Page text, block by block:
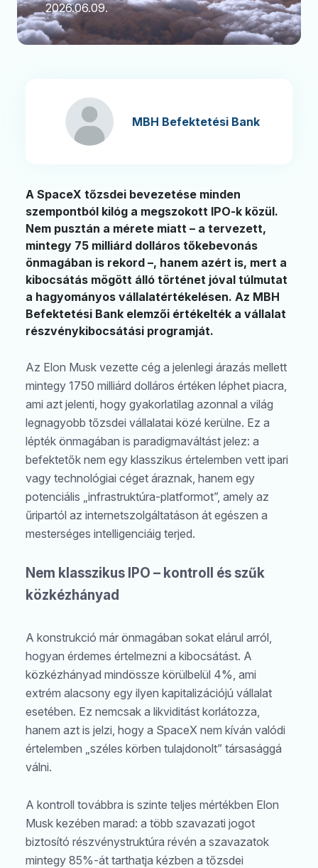
2026.06.09.
MBH Befektetési Bank
A SpaceX tőzsdei bevezetése minden
szempontból kilóg a megszokott IPO-k közül.
Nem pusztán a mérete miatt – a tervezett,
mintegy 75 milliárd dolláros tőkebevonás
önmagában is rekord –, hanem azért is, mert a
kibocsátás mögött álló történet jóval túlmutat
a hagyományos vállalatértékelésen. Az MBH
Befektetési Bank elemzői értékelték a vállalat
részvénykibocsátási programját.
Az Elon Musk vezette cég a jelenlegi árazás mellett
mintegy 1750 milliárd dolláros értéken léphet piacra,
ami azt jelenti, hogy gyakorlatilag azonnal a világ
legnagyobb tőzsdei vállalatai közé kerülne. Ez a
lépték önmagában is paradigmaváltást jelez: a
befektetők nem egy klasszikus értelemben vett ipari
vagy technológiai céget áraznak, hanem egy
potenciális „infrastruktúra-platformot”, amely az
űripartól az internetszolgáltatáson át egészen a
mesterséges intelligenciáig terjed.
Nem klasszikus IPO – kontroll és szűk
közkézhányad
A konstrukció már önmagában sokat elárul arról,
hogyan érdemes értelmezni a kibocsátást. A
közkézhányad mindössze körülbelül 4%, ami
extrém alacsony egy ilyen kapitalizációjú vállalat
esetében. Ez nemcsak a likviditást korlátozza,
hanem azt is jelzi, hogy a SpaceX nem kíván valódi
értelemben „széles körben tulajdonolt” társasággá
válni.
A kontroll továbbra is szinte teljes mértékben Elon
Musk kezében marad: a több szavazati jogot
biztosító részvénystruktúra révén a szavazatok
mintegy 85%-át tarthatja kézben a tőzsdei